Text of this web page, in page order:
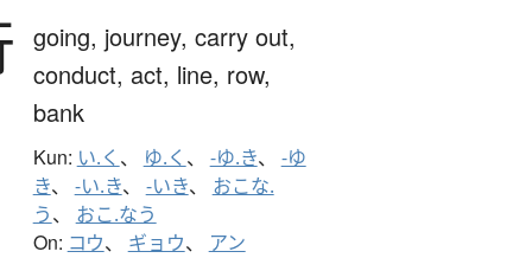
going, journey, carry out,
conduct, act, line, row,
bank
Kun: い.く 、 ゆ.く 、 -ゆ.き、 -ゆ
き、 -い.き、 -いき、 おこな.
う、 おこ.なう
On: コウ、 ギョウ、 アン